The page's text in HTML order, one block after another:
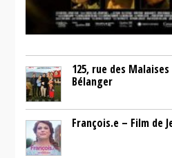
125, rue des
Bélanger
François.e – Film de